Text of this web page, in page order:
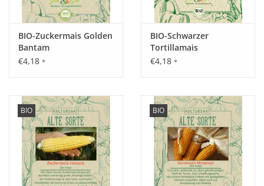
BIO-Zuckermais Golden
Bantam
€4,18 *
BIO-Schwarzer
Tortillamais
€4,18 *
BIO BIO